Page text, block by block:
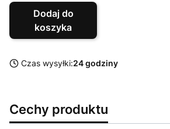
Dodaj do
koszyka
Czas wysyłki:24 godziny
Cechy produktu